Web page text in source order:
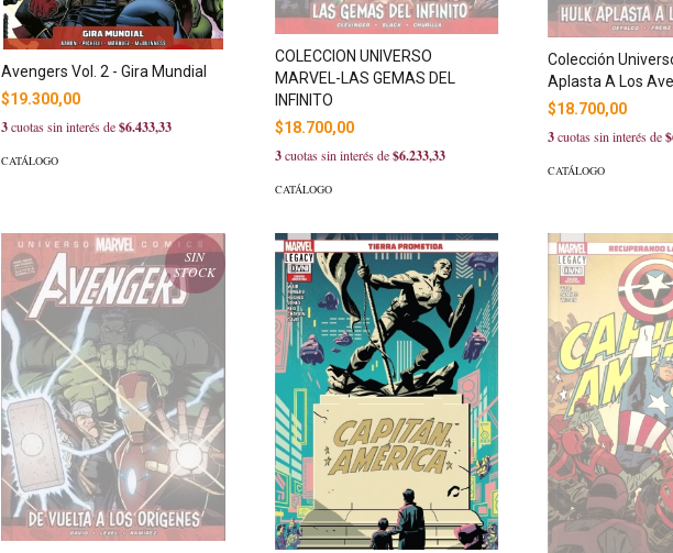
Avengers Vol. 2 - Gira Mundial
$19.300,00
3cuotas sin interés de$6.433,33
CATÁLOGO
COLECCION UNIVERSO
MARVEL-LAS GEMAS DEL
INFINITO
$18.700,00
3cuotas sin interés de$6.233,33
CATÁLOGO
Colección
Aplasta A Los
$18.700,00
3cuotas sin interés de
CATÁLOGO
SIN
STOCK